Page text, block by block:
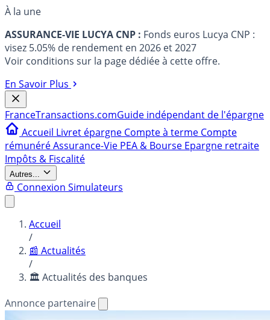
À la une
ASSURANCE-VIE LUCYA CNP : Fonds euros Lucya CNP :
visez 5.05% de rendement en 2026 et 2027
Voir conditions sur la page dédiée à cette offre.
En Savoir Plus
FranceTransactions.comGuide indépendant de l'épargne
Accueil Livret épargne Compte à terme Compte
rémunéréAssurance-Vie PEA & Bourse Epargne retraite
Impôts & Fiscalité
Autres...
Connexion Simulateurs
Accueil
/
📰 Actualités
/
🏛️ Actualités des banques
Annonce partenaire